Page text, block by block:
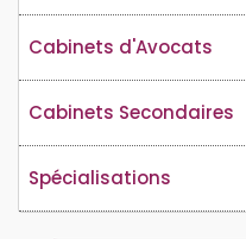
Cabinets d'Avocats
Cabinets Secondaires
Spécialisations